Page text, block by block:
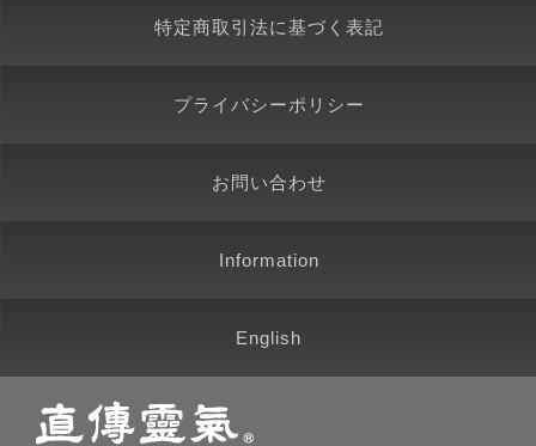
特定商取引法に基づく表記
プライバシーポリシー
お問い合わせ
Information
English